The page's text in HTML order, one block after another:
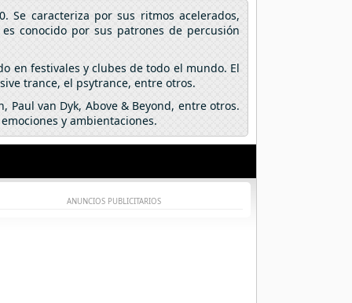
Se caracteriza por sus ritmos acelerados,
conocido por sus patrones de percusión
en festivales y clubes de todo el mundo. El
trance, el psytrance, entre otros.
van Dyk, Above & Beyond, entre otros.
y ambientaciones.
ANUNCIOS PUBLICITARIOS